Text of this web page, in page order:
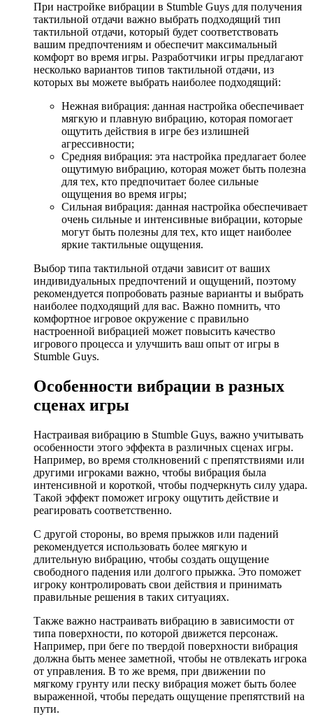
При настройке вибрации в Stumble Guys для получения
тактильной отдачи важно выбрать подходящий тип
тактильной отдачи, который будет соответствовать
вашим предпочтениям и обеспечит максимальный
комфорт во время игры. Разработчики игры предлагают
несколько вариантов типов тактильной отдачи, из
которых вы можете выбрать наиболее подходящий:
Нежная вибрация: данная настройка обеспечивает
мягкую и плавную вибрацию, которая помогает
ощутить действия в игре без излишней
агрессивности;
Средняя вибрация: эта настройка предлагает более
ощутимую вибрацию, которая может быть полезна
для тех, кто предпочитает более сильные
ощущения во время игры;
Сильная вибрация: данная настройка обеспечивает
очень сильные и интенсивные вибрации, которые
могут быть полезны для тех, кто ищет наиболее
яркие тактильные ощущения.
Выбор типа тактильной отдачи зависит от ваших
индивидуальных предпочтений и ощущений, поэтому
рекомендуется попробовать разные варианты и выбрать
наиболее подходящий для вас. Важно помнить, что
комфортное игровое окружение с правильно
настроенной вибрацией может повысить качество
игрового процесса и улучшить ваш опыт от игры в
Stumble Guys.
Особенности вибрации в разных
сценах игры
Настраивая вибрацию в Stumble Guys, важно учитывать
особенности этого эффекта в различных сценах игры.
Например, во время столкновений с препятствиями или
другими игроками важно, чтобы вибрация была
интенсивной и короткой, чтобы подчеркнуть силу удара.
Такой эффект поможет игроку ощутить действие и
реагировать соответственно.
С другой стороны, во время прыжков или падений
рекомендуется использовать более мягкую и
длительную вибрацию, чтобы создать ощущение
свободного падения или долгого прыжка. Это поможет
игроку контролировать свои действия и принимать
правильные решения в таких ситуациях.
Также важно настраивать вибрацию в зависимости от
типа поверхности, по которой движется персонаж.
Например, при беге по твердой поверхности вибрация
должна быть менее заметной, чтобы не отвлекать игрока
от управления. В то же время, при движении по
мягкому грунту или песку вибрация может быть более
выраженной, чтобы передать ощущение препятствий на
пути.